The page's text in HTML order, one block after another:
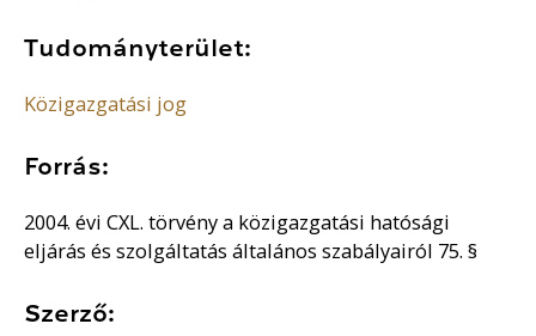
Tudományterület:
Közigazgatási jog
Forrás:
2004. évi CXL. törvény a közigazgatási hatósági
eljárás és szolgáltatás általános szabályairól 75. §
Szerző: